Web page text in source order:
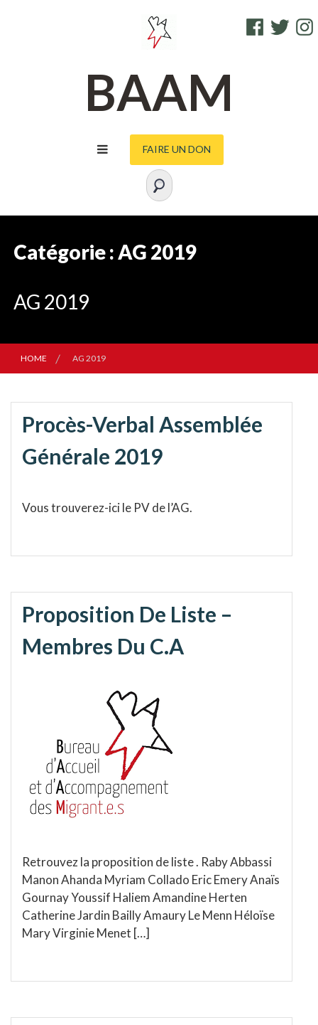
BAAM
FACEBOOK
FAIRE UN DON
Catégorie :AG 2019
AG 2019
HOME AG 2019
Procès-Verbal Assemblée
Générale 2019
Vous trouverez-ici le PV de l’AG.
Proposition De Liste –
Membres Du C.A
Retrouvez la proposition de liste . Raby Abbassi
Manon Ahanda Myriam Collado Eric Emery Anaïs
Gournay Youssif Haliem Amandine Herten
Catherine Jardin Bailly Amaury Le Menn Héloïse
Mary Virginie Menet […]